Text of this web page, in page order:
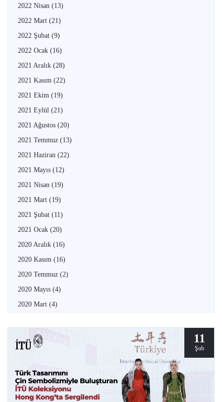
2022 Nisan (13)
2022 Mart (21)
2022 Şubat (9)
2022 Ocak (16)
2021 Aralık (28)
2021 Kasım (22)
2021 Ekim (19)
2021 Eylül (21)
2021 Ağustos (20)
2021 Temmuz (13)
2021 Haziran (22)
2021 Mayıs (12)
2021 Nisan (19)
2021 Mart (19)
2021 Şubat (11)
2021 Ocak (20)
2020 Aralık (16)
2020 Kasım (16)
2020 Temmuz (2)
2020 Mayıs (4)
2020 Mart (4)
11
Şub